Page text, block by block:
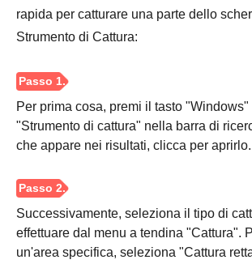
rapida per catturare una parte dello
Strumento di Cattura:
Per prima cosa, premi il tasto "Windows"
"Strumento di cattura" nella barra di
che appare nei risultati, clicca per aprirlo.
Successivamente, seleziona il tipo di
effettuare dal menu a tendina "Cattura".
un'area specifica, seleziona "Cattura